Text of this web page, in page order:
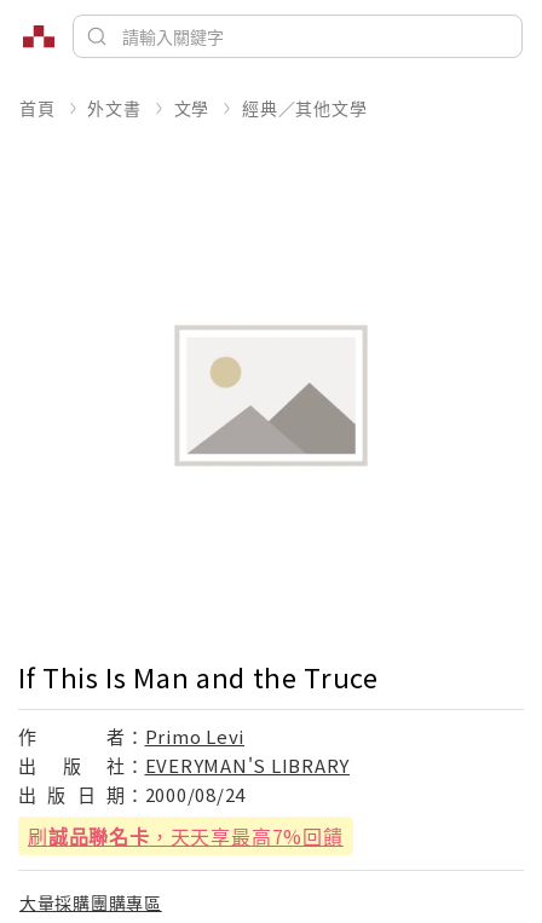
首頁 外文書 文學 經典／其他文學
If This Is Man and the Truce
作 者： Primo Levi
出
版 社： EVERYMAN'S LIBRARY
出 版 日 期： 2000/08/24
刷誠品聯名卡 ，天天享最高7%回饋
大量採購團購專區